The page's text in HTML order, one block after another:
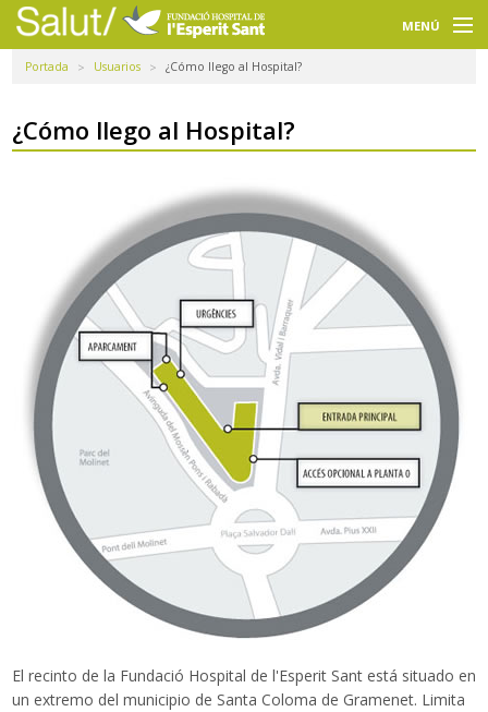
Navegación
principal
MENÚ
Usuarios
Profesionales
Intranet
Selecciona un idioma
Buscador
Traductor
Portada Usuarios ¿Cómo llego al Hospital?
¿Cómo llego al Hospital?
El recinto de la Fundació Hospital de l'Esperit Sant está situado en
un extremo del municipio de Santa Coloma de Gramenet. Limita